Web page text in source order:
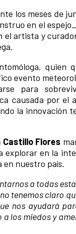
los meses de
en el
artista y
quien
evento
para
causada por el
la innovación
Castillo Flores
en la
nuestro país.
a todas
tenemos claro
nos ayudará
los miedos y